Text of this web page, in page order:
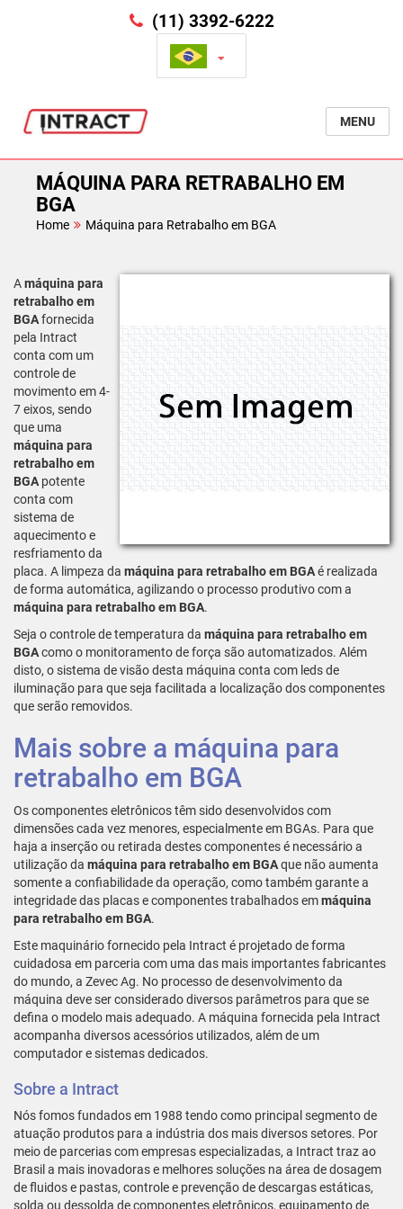
(11) 3392-6222
MENU
MÁQUINA PARA RETRABALHO EM
BGA
Home Máquina para Retrabalho em BGA
Amáquina para
retrabalho em
BGAfornecida
pela Intract
conta com um
controle de
movimento em 4-
7 eixos, sendo
que uma
máquina para
retrabalho em
BGA potente
conta com
sistema de
aquecimento e
resfriamento da
placa. A limpeza da máquina para retrabalho em BGAé realizada
de forma automática, agilizando o processo produtivo com a
máquina para retrabalho em BGA.
Seja o controle de temperatura da máquina para retrabalho em
BGAcomo o monitoramento de força são automatizados. Além
disto, o sistema de visão desta máquina conta com leds de
iluminação para que seja facilitada a localização dos componentes
que serão removidos.
Mais sobre a máquina para
retrabalho em BGA
Os componentes eletrônicos têm sido desenvolvidos com
dimensões cada vez menores, especialmente em BGAs. Para que
haja a inserção ou retirada destes componentes é necessário a
utilização da máquina para retrabalho em BGAque não aumenta
somente a confiabilidade da operação, como também garante a
integridade das placas e componentes trabalhados emmáquina
para retrabalho em BGA.
Este maquinário fornecido pela Intract é projetado de forma
cuidadosa em parceria com uma das mais importantes fabricantes
do mundo, a Zevec Ag. No processo de desenvolvimento da
máquina deve ser considerado diversos parâmetros para que se
defina o modelo mais adequado. A máquina fornecida pela Intract
acompanha diversos acessórios utilizados, além de um
computador e sistemas dedicados.
Sobre a Intract
Nós fomos fundados em 1988 tendo como principal segmento de
atuação produtos para a indústria dos mais diversos setores. Por
meio de parcerias com empresas especializadas, a Intract traz ao
Brasil a mais inovadoras e melhores soluções na área de dosagem
de fluidos e pastas, controle e prevenção de descargas estáticas,
solda ou dessolda de componentes eletrônicos, equipamento de